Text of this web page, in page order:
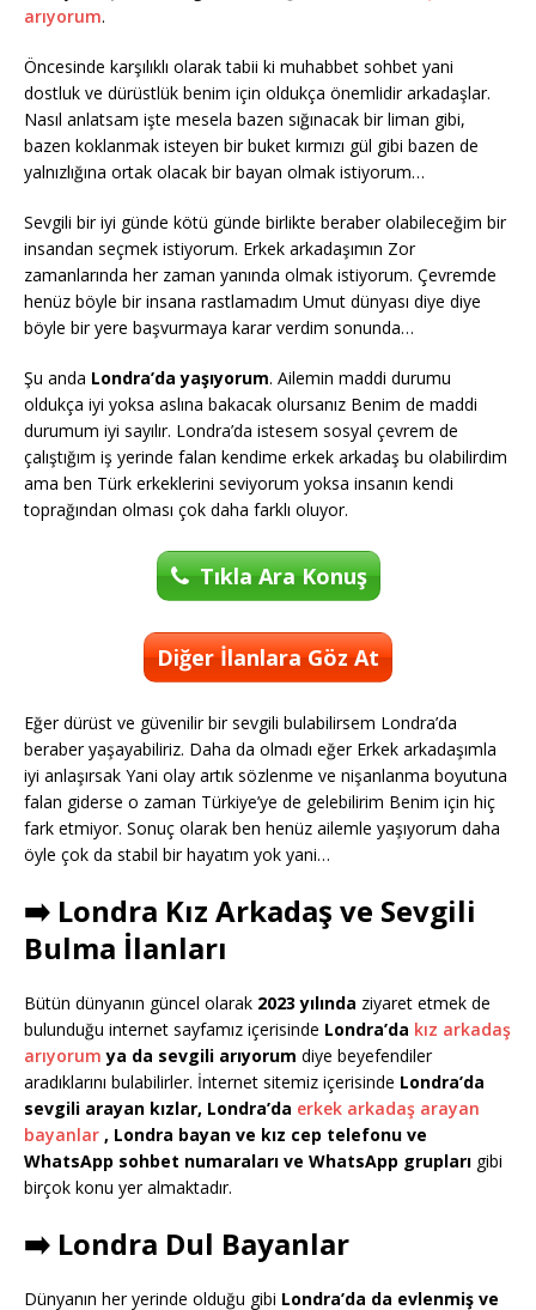
arıyorum.
Öncesinde karşılıklı olarak tabii ki muhabbet sohbet yani
dostluk ve dürüstlük benim için oldukça önemlidir arkadaşlar.
Nasıl anlatsam işte mesela bazen sığınacak bir liman gibi,
bazen koklanmak isteyen bir buket kırmızı gül gibi bazen de
yalnızlığına ortak olacak bir bayan olmak istiyorum…
Sevgili bir iyi günde kötü günde birlikte beraber olabileceğim bir
insandan seçmek istiyorum. Erkek arkadaşımın Zor
zamanlarında her zaman yanında olmak istiyorum. Çevremde
henüz böyle bir insana rastlamadım Umut dünyası diye diye
böyle bir yere başvurmaya karar verdim sonunda…
Şu anda Londra’da yaşıyorum. Ailemin maddi durumu
oldukça iyi yoksa aslına bakacak olursanız Benim de maddi
durumum iyi sayılır. Londra’da istesem sosyal çevrem de
çalıştığım iş yerinde falan kendime erkek arkadaş bu olabilirdim
ama ben Türk erkeklerini seviyorum yoksa insanın kendi
toprağından olması çok daha farklı oluyor.
Tıkla Ara Konuş
Diğer İlanlara Göz At
Eğer dürüst ve güvenilir bir sevgili bulabilirsem Londra’da
beraber yaşayabiliriz. Daha da olmadı eğer Erkek arkadaşımla
iyi anlaşırsak Yani olay artık sözlenme ve nişanlanma boyutuna
falan giderse o zaman Türkiye’ye de gelebilirim Benim için hiç
fark etmiyor. Sonuç olarak ben henüz ailemle yaşıyorum daha
öyle çok da stabil bir hayatım yok yani…
➡️ Londra Kız Arkadaş ve Sevgili
Bulma İlanları
Bütün dünyanın güncel olarak 2023 yılında ziyaret etmek de
bulunduğu internet sayfamız içerisinde Londra’da kız arkadaş
arıyorum ya da sevgili arıyorum diye beyefendiler
aradıklarını bulabilirler. İnternet sitemiz içerisinde Londra’da
sevgili arayan kızlar, Londra’da erkek arkadaş arayan
bayanlar , Londra bayan ve kız cep telefonu ve
WhatsApp sohbet numaraları ve WhatsApp grupları gibi
birçok konu yer almaktadır.
➡️ Londra Dul Bayanlar
Dünyanın her yerinde olduğu gibi Londra’da da evlenmiş ve